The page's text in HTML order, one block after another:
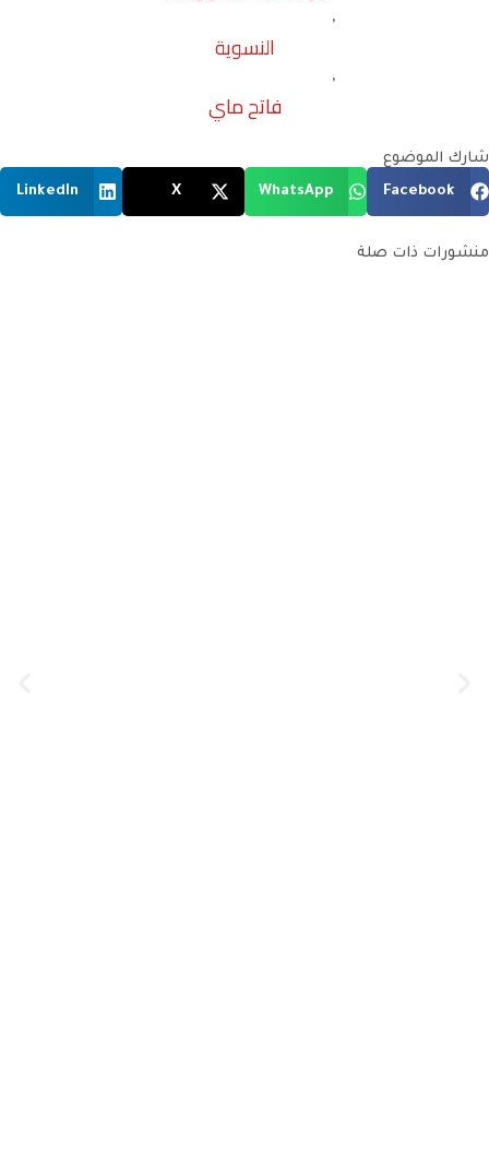
,
النسوية
,
فاتح ماي
شارك الموضوع
Facebook
WhatsApp
X
LinkedIn
منشورات ذات صلة